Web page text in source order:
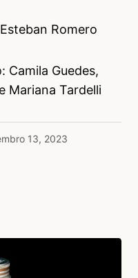
Romero
Camila Guedes,
Mariana Tardelli
13, 2023